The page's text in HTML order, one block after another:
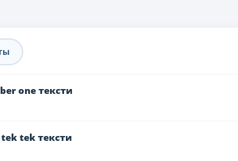
one тексти
tek тексти